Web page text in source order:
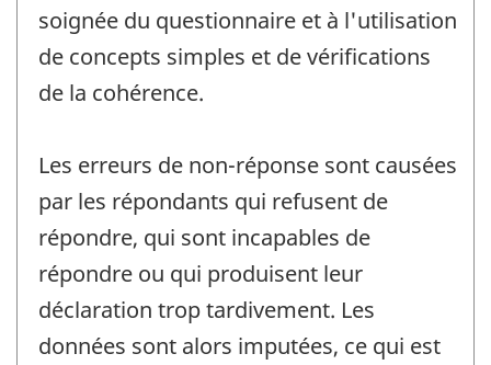
soignée du questionnaire et à l'utilisation
de concepts simples et de vérifications
de la cohérence.
Les erreurs de non-réponse sont causées
par les répondants qui refusent de
répondre, qui sont incapables de
répondre ou qui produisent leur
déclaration trop tardivement. Les
données sont alors imputées, ce qui est